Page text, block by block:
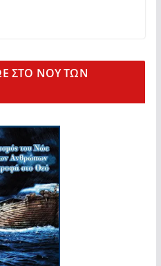
ΣΤΟ ΝΟΥ ΤΩΝ